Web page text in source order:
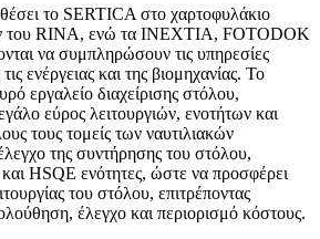
το SERTICA στο χαρτοφυλάκιο
του RINA, ενώ τα INEXTIA, FOTODOK
να συμπληρώσουν τις υπηρεσίες
ενέργειας και της βιομηχανίας. Το
εργαλείο διαχείρισης στόλου,
εύρος λειτουργιών, ενοτήτων και
τους τομείς των ναυτιλιακών
της συντήρησης του στόλου,
HSQE ενότητες, ώστε να προσφέρει
του στόλου, επιτρέποντας
έλεγχο και περιορισμό κόστους.